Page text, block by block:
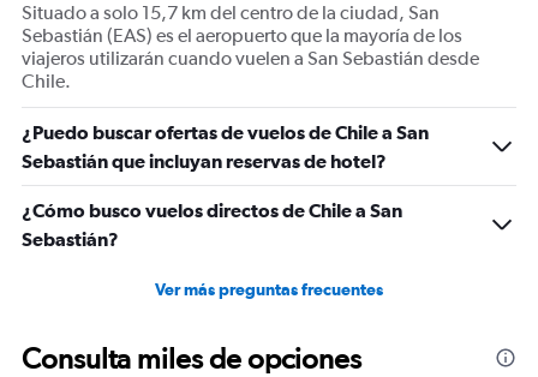
Situado a solo 15,7 km del centro de la ciudad, San
Sebastián (EAS) es el aeropuerto que la mayoría de los
viajeros utilizarán cuando vuelen a San Sebastián desde
Chile.
¿Puedo buscar ofertas de vuelos de Chile a San
Sebastián que incluyan reservas de hotel?
¿Cómo busco vuelos directos de Chile a San
Sebastián?
Ver más preguntas frecuentes
Consulta miles de opciones